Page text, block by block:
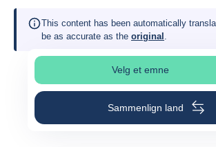
This content has been automatically
be as accurate as the original .
Velg et emneVelg avsnitt på
Sammenlign land